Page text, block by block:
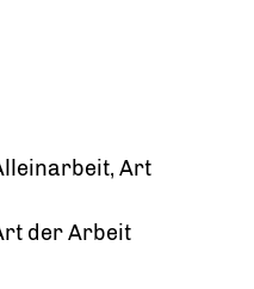
Art
der Arbeit